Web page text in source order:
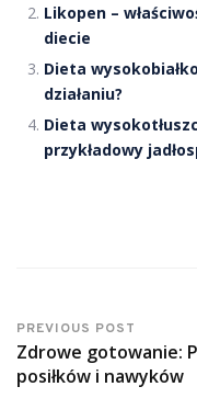
Likopen –
diecie
Dieta
działaniu?
Dieta
przykładowy
PREVIOUS POST
Zdrowe gotowanie:
posiłków i nawyków